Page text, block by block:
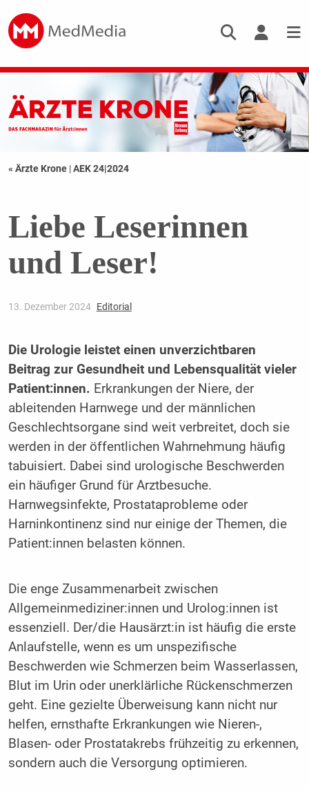
« Ärzte Krone |AEK 24|2024
Liebe Leserinnen
und Leser!
13. Dezember 2024 Editorial
Die Urologie leistet einen unverzichtbaren
Beitrag zur Gesundheit und Lebensqualität vieler
Patient:innen. Erkrankungen der Niere, der
ableitenden Harnwege und der männlichen
Geschlechtsorgane sind weit verbreitet, doch sie
werden in der öffentlichen Wahrnehmung häufig
tabuisiert. Dabei sind urologische Beschwerden
ein häufiger Grund für Arztbesuche.
Harnwegsinfekte, Prostataprobleme oder
Harninkontinenz sind nur einige der Themen, die
Patient:innen belasten können.
Die enge Zusammenarbeit zwischen
Allgemeinmediziner:innen und Urolog:innen ist
essenziell. Der/die Hausärzt:in ist häufig die erste
Anlaufstelle, wenn es um unspezifische
Beschwerden wie Schmerzen beim Wasserlassen,
Blut im Urin oder unerklärliche Rückenschmerzen
geht. Eine gezielte Überweisung kann nicht nur
helfen, ernsthafte Erkrankungen wie Nieren-,
Blasen- oder Prostatakrebs frühzeitig zu erkennen,
sondern auch die Versorgung optimieren.